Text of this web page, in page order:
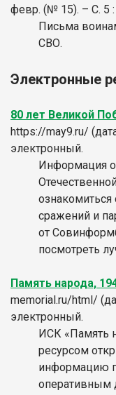
февр. (№ 15). – С. 5 :
Письма
СВО.
Электронные
80 лет Великой
https://may9.ru/
электронный.
Информация
сражений и
от
посмотреть
Память народа,
memorial.ru/html/
электронный.
ИСК «Память
ресурсом
информацию
оперативным